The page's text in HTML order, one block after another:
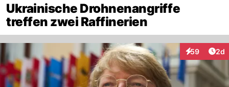
Ukrainische Drohnenangriffe
treffen zwei Raffinerien
59
Interaktionen
2d